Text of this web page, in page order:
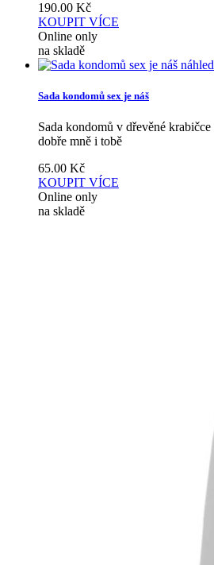
190.00 Kč
KOUPIT VÍCE
Online only
na skladě
náhled
Sada kondomů sex je náš
Sada kondomů v dřevěné
dobře mně i tobě
65.00 Kč
KOUPIT VÍCE
Online only
na skladě